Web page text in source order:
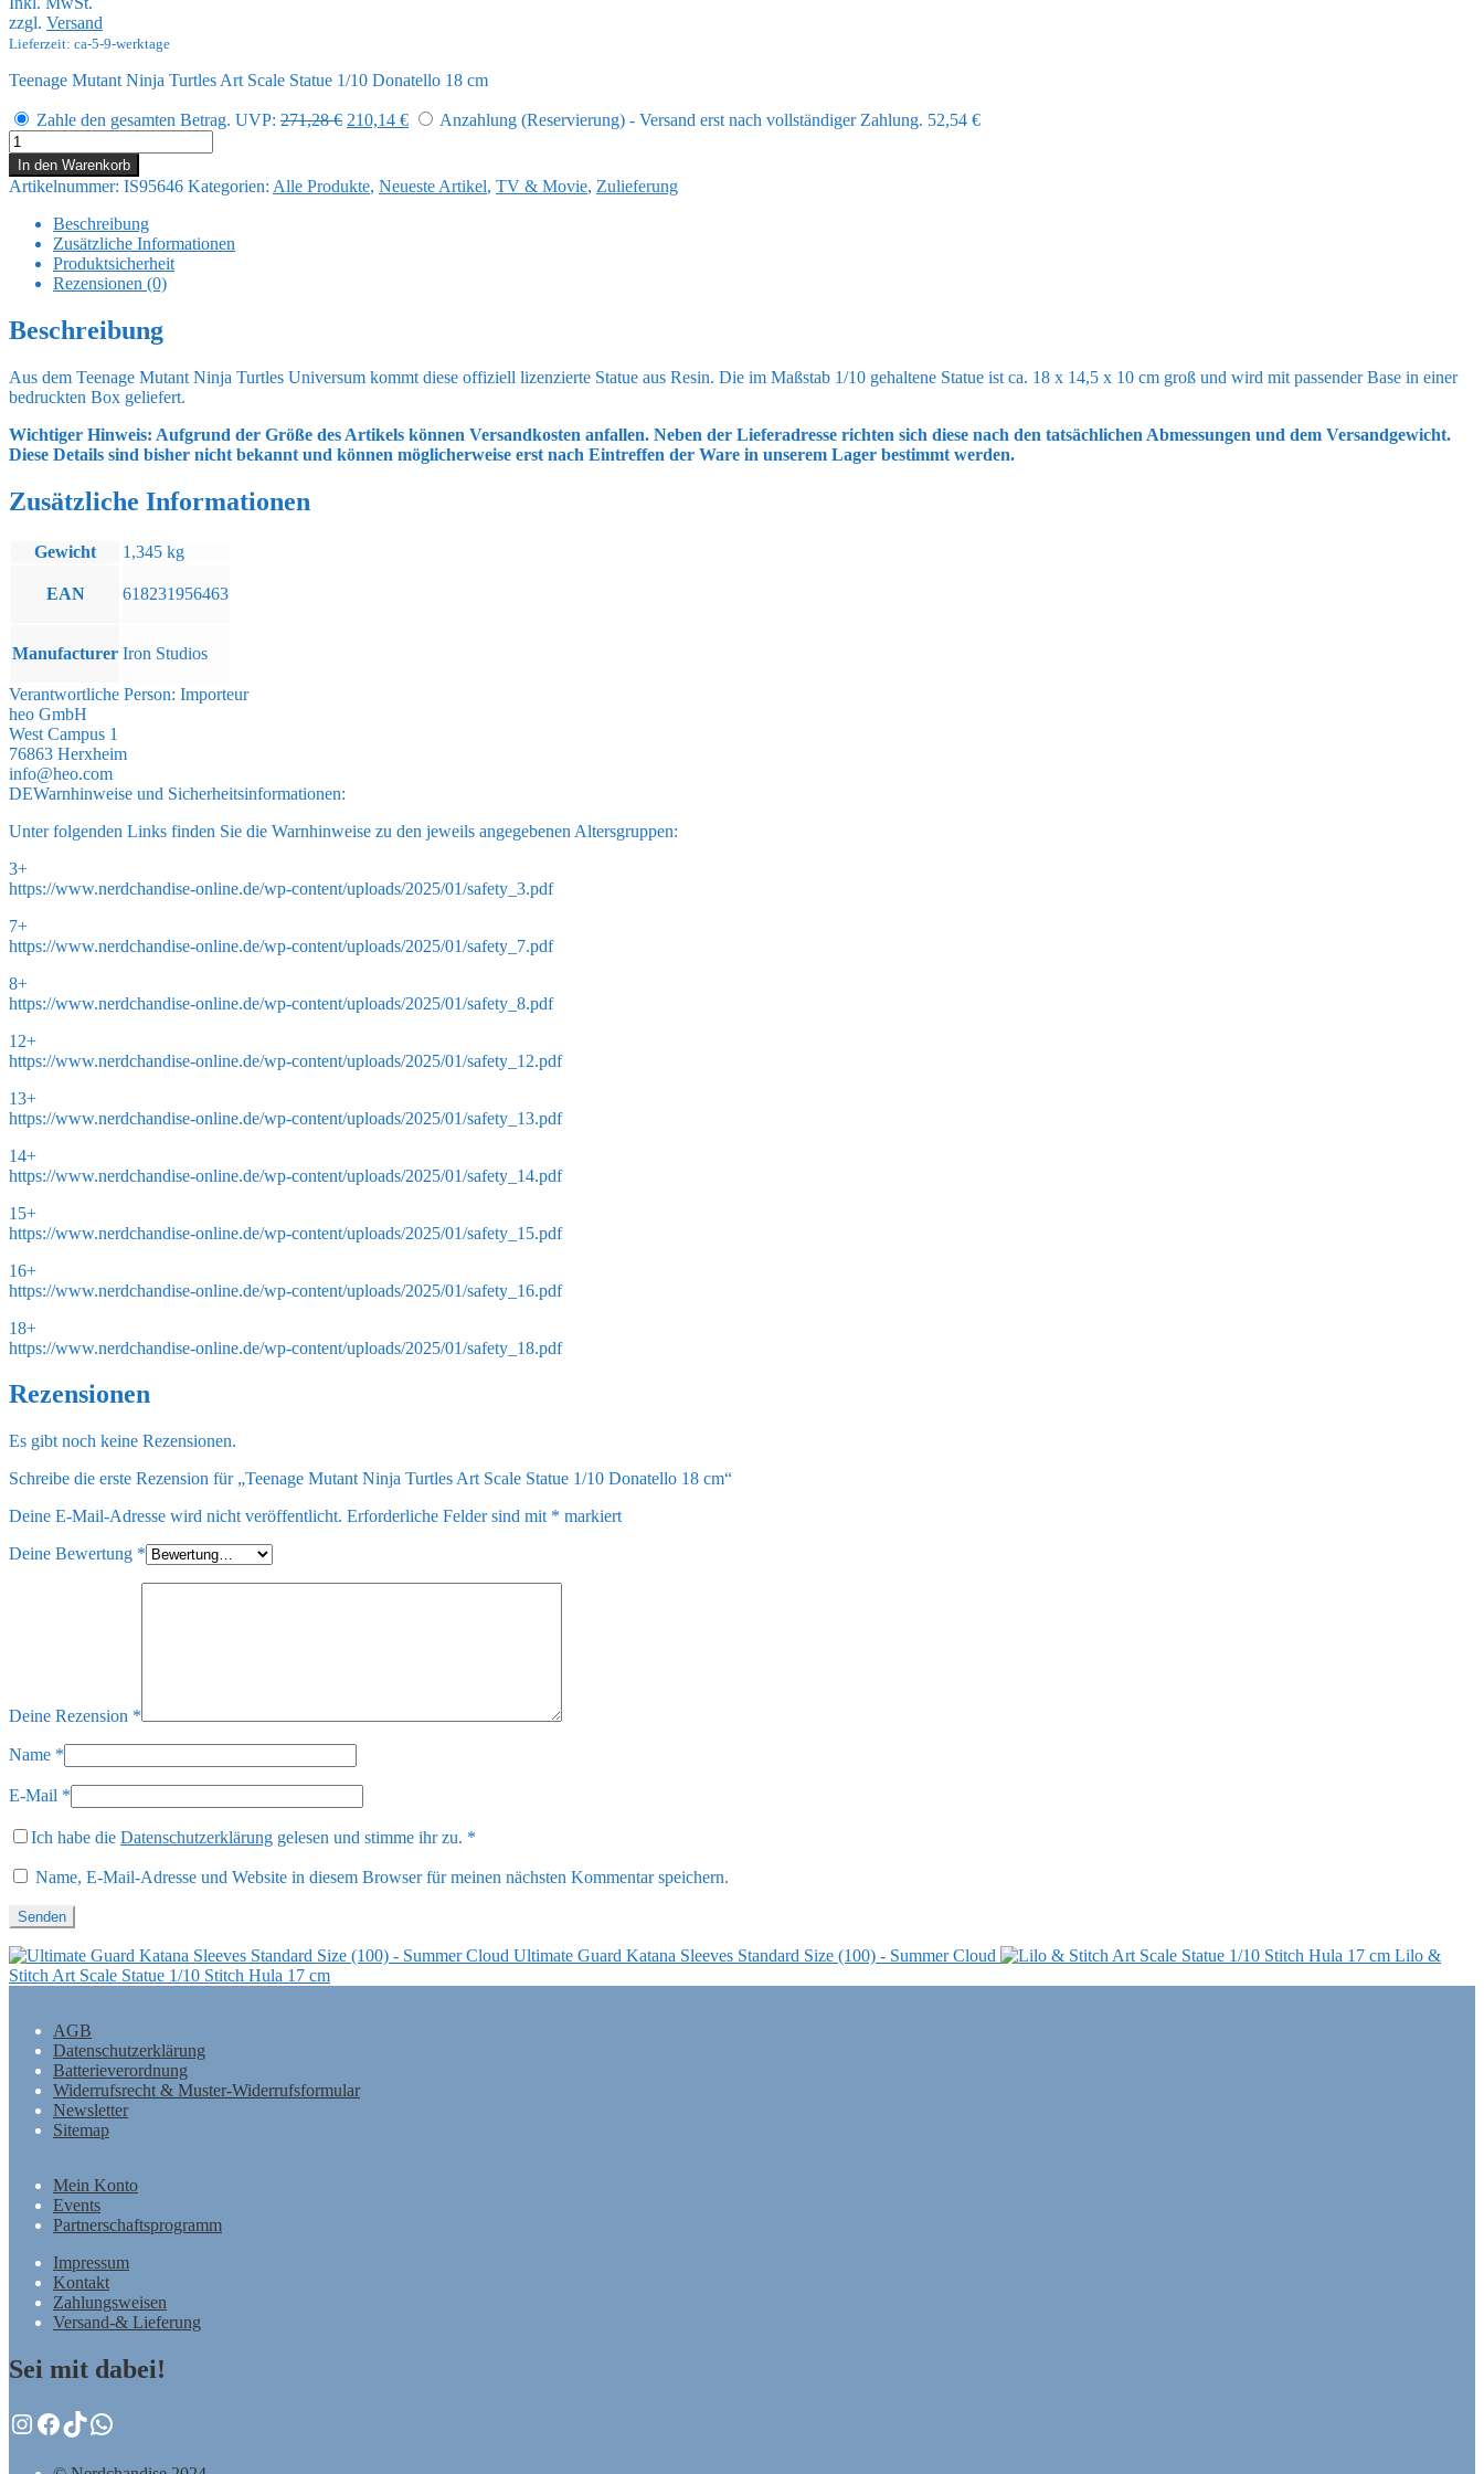
zzgl. Versand
Lieferzeit: ca-5-9-werktage
Teenage Mutant Ninja Turtles Art Scale Statue 1/10 Donatello 18 cm
Zahle den gesamten Betrag. UVP: 271,28€ Ursprünglicher
271,28 €
210,14 €Aktueller
210,14 €.
Anzahlung (Reservierung) - Versand erst nach vollständiger Zahlung. 52,54 €
Teenage
Mutant
Ninja
Turtles
Scale
Statue
1/10
Donatello
18
cm
In den Warenkorb
Artikelnummer: IS95646 Kategorien: Alle Produkte, Neueste Artikel, TV & Movie, Zulieferung
Beschreibung
Zusätzliche Informationen
Produktsicherheit
Rezensionen (0)
Beschreibung
Aus dem Teenage Mutant Ninja Turtles Universum kommt diese offiziell lizenzierte Statue aus Resin. Die im Maßstab 1/10 gehaltene Statue ist ca. 18 x 14,5 x 10 cm groß und wird mit passender Base in einer
bedruckten Box geliefert.
Wichtiger Hinweis: Aufgrund der Größe des Artikels können Versandkosten anfallen. Neben der Lieferadresse richten sich diese nach den tatsächlichen Abmessungen und dem Versandgewicht.
Diese Details sind bisher nicht bekannt und können möglicherweise erst nach Eintreffen der Ware in unserem Lager bestimmt werden.
Zusätzliche Informationen
Gewicht 1,345 kg
EAN 618231956463
Manufacturer Iron Studios
Verantwortliche Person: Importeur
heo GmbH
West Campus 1
76863 Herxheim
info@heo.com
DEWarnhinweise und Sicherheitsinformationen:
Unter folgenden Links finden Sie die Warnhinweise zu den jeweils angegebenen Altersgruppen:
3+
https://www.nerdchandise-online.de/wp-content/uploads/2025/01/safety_3.pdf
7+
https://www.nerdchandise-online.de/wp-content/uploads/2025/01/safety_7.pdf
8+
https://www.nerdchandise-online.de/wp-content/uploads/2025/01/safety_8.pdf
12+
https://www.nerdchandise-online.de/wp-content/uploads/2025/01/safety_12.pdf
13+
https://www.nerdchandise-online.de/wp-content/uploads/2025/01/safety_13.pdf
14+
https://www.nerdchandise-online.de/wp-content/uploads/2025/01/safety_14.pdf
15+
https://www.nerdchandise-online.de/wp-content/uploads/2025/01/safety_15.pdf
16+
https://www.nerdchandise-online.de/wp-content/uploads/2025/01/safety_16.pdf
18+
https://www.nerdchandise-online.de/wp-content/uploads/2025/01/safety_18.pdf
Rezensionen
Es gibt noch keine Rezensionen.
Schreibe die erste Rezension für „Teenage Mutant Ninja Turtles Art Scale Statue 1/10 Donatello 18 cm“
Deine E-Mail-Adresse wird nicht veröffentlicht. Erforderliche Felder sind mit * markiert
Deine Bewertung *
Deine Rezension *
Name *
E-Mail *
Ich habe die Datenschutzerklärung gelesen und stimme ihr zu. *
Name, E-Mail-Adresse und Website in diesem Browser für meinen nächsten Kommentar speichern.
Ultimate Guard Katana Sleeves Standard Size (100) - Summer Cloud
Lilo &
Stitch Art Scale Statue 1/10 Stitch Hula 17 cm
AGB
Datenschutzerklärung
Batterieverordnung
Widerrufsrecht & Muster-Widerrufsformular
Newsletter
Sitemap
Mein Konto
Events
Partnerschaftsprogramm
Impressum
Kontakt
Zahlungsweisen
Versand-& Lieferung
Sei mit dabei!
Instagram
Facebook
TikTok
WhatsApp